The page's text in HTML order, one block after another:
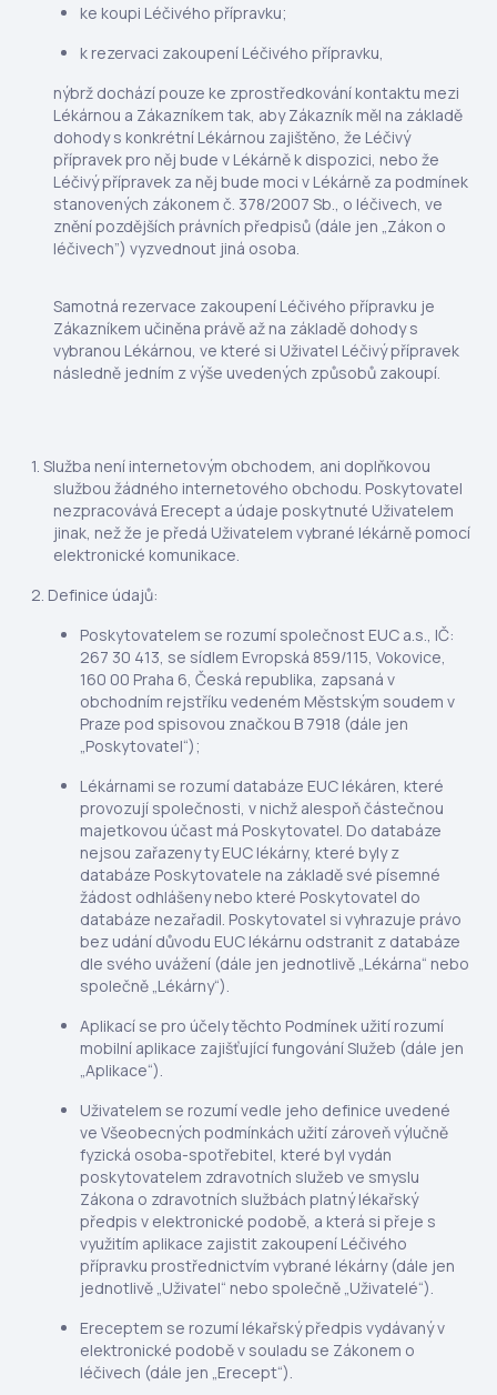
ke koupi Léčivého přípravku;
k rezervaci zakoupení Léčivého přípravku,
nýbrž dochází pouze ke zprostředkování kontaktu mezi
Lékárnou a Zákazníkem tak, aby Zákazník měl na základě
dohody s konkrétní Lékárnou zajištěno, že Léčivý
přípravek pro něj bude v Lékárně k dispozici, nebo že
Léčivý přípravek za něj bude moci v Lékárně za podmínek
stanovených zákonem č. 378/2007 Sb., o léčivech, ve
znění pozdějších právních předpisů (dále jen „Zákon o
léčivech”) vyzvednout jiná osoba.
Samotná rezervace zakoupení Léčivého přípravku je
Zákazníkem učiněna právě až na základě dohody s
vybranou Lékárnou, ve které si Uživatel Léčivý přípravek
následně jedním z výše uvedených způsobů zakoupí.
Služba není internetovým obchodem, ani doplňkovou
službou žádného internetového obchodu. Poskytovatel
nezpracovává Erecept a údaje poskytnuté Uživatelem
jinak, než že je předá Uživatelem vybrané lékárně pomocí
elektronické komunikace.
Definice údajů:
Poskytovatelem se rozumí společnost EUC a.s., IČ:
267 30 413, se sídlem Evropská 859/115, Vokovice,
160 00 Praha 6, Česká republika, zapsaná v
obchodním rejstříku vedeném Městským soudem v
Praze pod spisovou značkou B 7918 (dále jen
„Poskytovatel“);
Lékárnami se rozumí databáze EUC lékáren, které
provozují společnosti, v nichž alespoň částečnou
majetkovou účast má Poskytovatel. Do databáze
nejsou zařazeny ty EUC lékárny, které byly z
databáze Poskytovatele na základě své písemné
žádost odhlášeny nebo které Poskytovatel do
databáze nezařadil. Poskytovatel si vyhrazuje právo
bez udání důvodu EUC lékárnu odstranit z databáze
dle svého uvážení (dále jen jednotlivě „Lékárna“ nebo
společně „Lékárny“).
Aplikací se pro účely těchto Podmínek užití rozumí
mobilní aplikace zajišťující fungování Služeb (dále jen
„Aplikace“).
Uživatelem se rozumí vedle jeho definice uvedené
ve Všeobecných podmínkách užití zároveň výlučně
fyzická osoba-spotřebitel, které byl vydán
poskytovatelem zdravotních služeb ve smyslu
Zákona o zdravotních službách platný lékařský
předpis v elektronické podobě, a která si přeje s
využitím aplikace zajistit zakoupení Léčivého
přípravku prostřednictvím vybrané lékárny (dále jen
jednotlivě „Uživatel“ nebo společně „Uživatelé“).
Ereceptem se rozumí lékařský předpis vydávaný v
elektronické podobě v souladu se Zákonem o
léčivech (dále jen „Erecept“).